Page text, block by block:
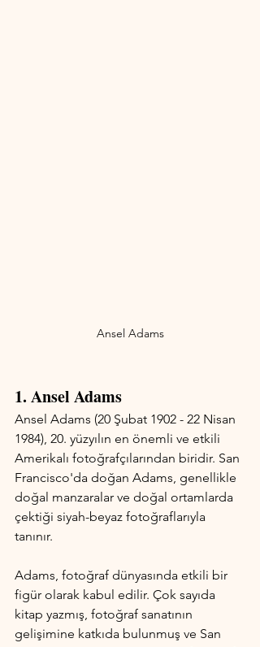
Ansel Adams
1. Ansel Adams
Ansel Adams (20 Şubat 1902 - 22 Nisan
1984), 20. yüzyılın en önemli ve etkili
Amerikalı fotoğrafçılarından biridir. San
Francisco'da doğan Adams, genellikle
doğal manzaralar ve doğal ortamlarda
çektiği siyah-beyaz fotoğraflarıyla
tanınır.
Adams, fotoğraf dünyasında etkili bir
figür olarak kabul edilir. Çok sayıda
kitap yazmış, fotoğraf sanatının
gelişimine katkıda bulunmuş ve San